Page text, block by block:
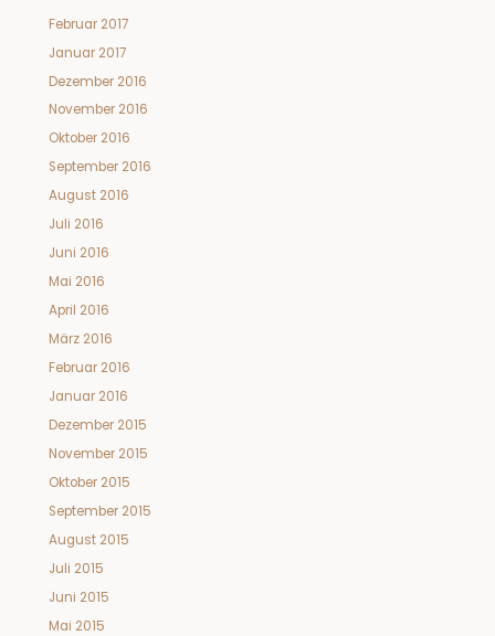
Februar 2017
Januar 2017
Dezember 2016
November 2016
Oktober 2016
September 2016
August 2016
Juli 2016
Juni 2016
Mai 2016
April 2016
März 2016
Februar 2016
Januar 2016
Dezember 2015
November 2015
Oktober 2015
September 2015
August 2015
Juli 2015
Juni 2015
Mai 2015